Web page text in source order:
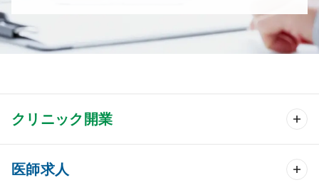
クリニック開業
クリニック開業 TOP
医師求人